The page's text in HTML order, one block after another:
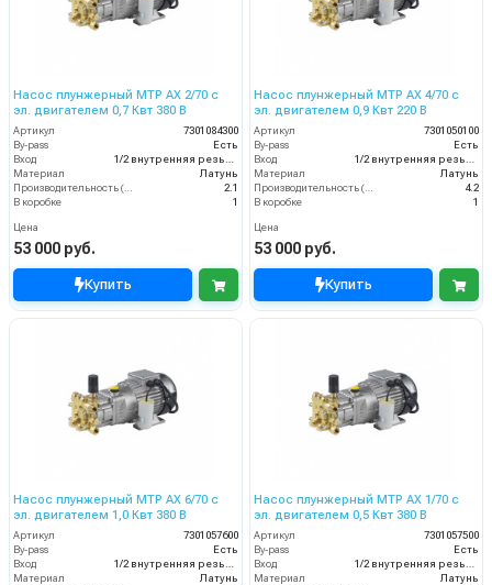
Насос плунжерный MTP AX 2/70 с
эл. двигателем 0,7 Квт 380 В
Артикул
7301084300
By-pass
Есть
Вход
1/2 внутренняя резьба
Материал
Латунь
Производительность (л/мин)
2.1
В коробке
1
Цена
53 000 руб.
Купить
Насос плунжерный MTP AX 4/70 с
эл. двигателем 0,9 Квт 220 В
Артикул
7301050100
By-pass
Есть
Вход
1/2 внутренняя резьба
Материал
Латунь
Производительность (л/мин)
4.2
В коробке
1
Цена
53 000 руб.
Купить
Насос плунжерный MTP AX 6/70 с
эл. двигателем 1,0 Квт 380 В
Артикул
7301057600
By-pass
Есть
Вход
Материал
Латунь
Насос плунжерный MTP AX 1/70 с
эл. двигателем 0,5 Квт 380 В
Артикул
7301057500
By-pass
Есть
Вход
Материал
Латунь